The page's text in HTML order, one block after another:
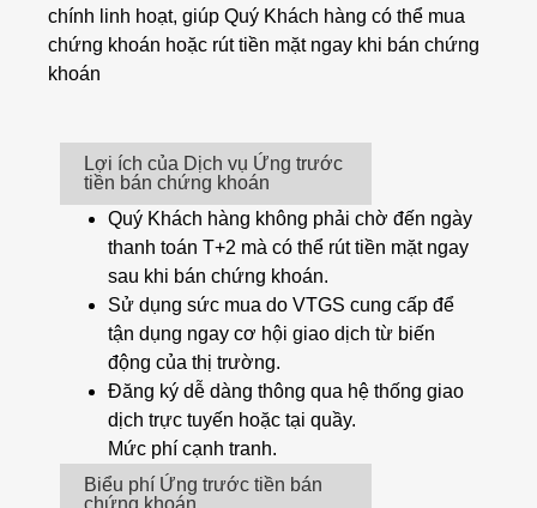
chính linh hoạt, giúp Quý Khách hàng có thể mua
chứng khoán hoặc rút tiền mặt ngay khi bán chứng
khoán
Lợi ích của Dịch vụ Ứng trước
tiền bán chứng khoán
Quý Khách hàng không phải chờ đến ngày
thanh toán T+2 mà có thể rút tiền mặt ngay
sau khi bán chứng khoán.
Sử dụng sức mua do VTGS cung cấp để
tận dụng ngay cơ hội giao dịch từ biến
động của thị trường.
Đăng ký dễ dàng thông qua hệ thống giao
dịch trực tuyến hoặc tại quầy.
Mức phí cạnh tranh.
Biểu phí Ứng trước tiền bán
chứng khoán